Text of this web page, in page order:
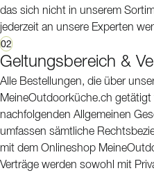
das sich nicht in unserem
jederzeit an unsere Experten
02
Geltungsbereich &
Alle Bestellungen, die über
MeineOutdoorküche.ch
nachfolgenden Allgemeinen
umfassen sämtliche
mit dem Onlineshop
Verträge werden sowohl mit